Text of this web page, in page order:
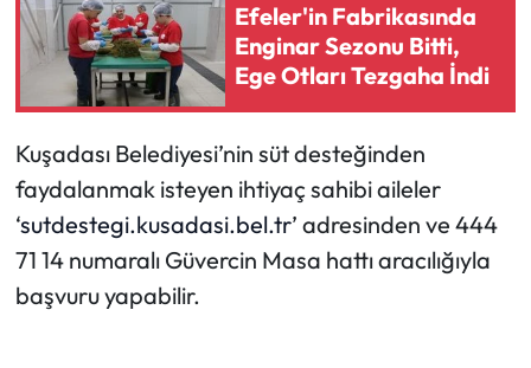
Efeler'in Fabrikasında
Enginar Sezonu Bitti,
Ege Otları Tezgaha İndi
Kuşadası Belediyesi’nin süt desteğinden
faydalanmak isteyen ihtiyaç sahibi aileler
‘sutdestegi.kusadasi.bel.tr’ adresinden ve 444
71 14 numaralı Güvercin Masa hattı aracılığıyla
başvuru yapabilir.